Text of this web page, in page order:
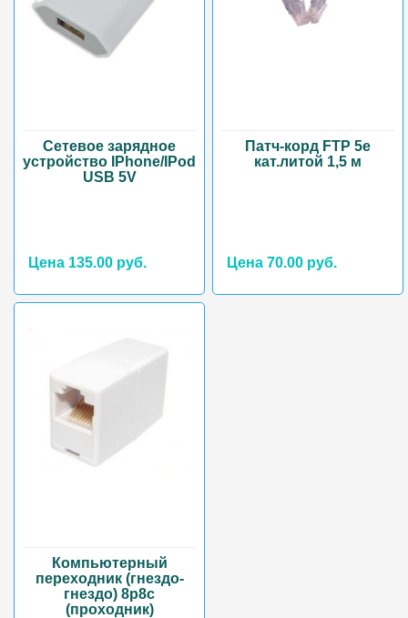
Сетевое зарядное
устройство IPhone/IPod
USB 5V
Цена 135.00 руб.
Патч-корд FTP 5e
кат.литой 1,5 м
Цена 70.00 руб.
Компьютерный
переходник (гнездо-
гнездо) 8p8c
(проходник)